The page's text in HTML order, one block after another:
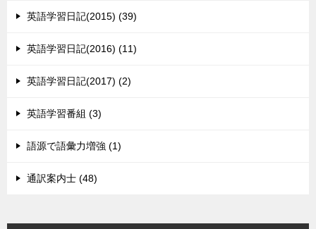
英語学習日記(2015) (39)
英語学習日記(2016) (11)
英語学習日記(2017) (2)
英語学習番組 (3)
語源で語彙力増強 (1)
通訳案内士 (48)